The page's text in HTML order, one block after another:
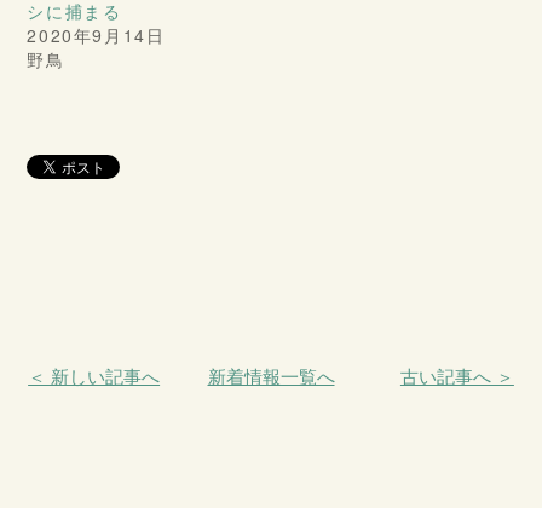
シに捕まる
2020年9月14日
野鳥
＜ 新しい記事へ 新着情報一覧へ 古い記事へ ＞